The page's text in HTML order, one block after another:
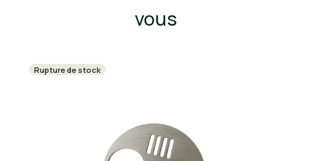
vous
Rupture de stock